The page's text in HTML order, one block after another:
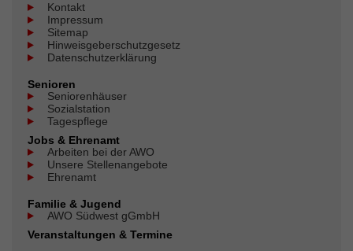
Kontakt
Impressum
Sitemap
Hinweisgeberschutzgesetz
Datenschutzerklärung
Senioren
Seniorenhäuser
Sozialstation
Tagespflege
Jobs & Ehrenamt
Arbeiten bei der AWO
Unsere Stellenangebote
Ehrenamt
Familie & Jugend
AWO Südwest gGmbH
Veranstaltungen & Termine